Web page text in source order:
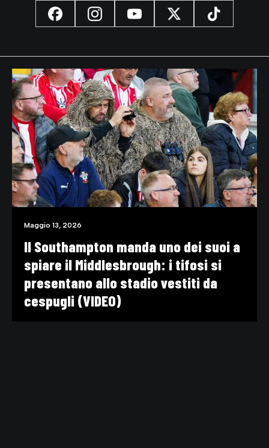
Maggio 4, 2026
Le Top 10 giocate di Kenan Yildiz alla
Juventus (VIDEO)